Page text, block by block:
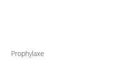
Prophylaxe